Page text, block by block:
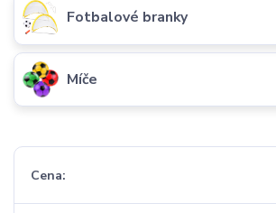
Fotbalové branky
Míče
Cena: